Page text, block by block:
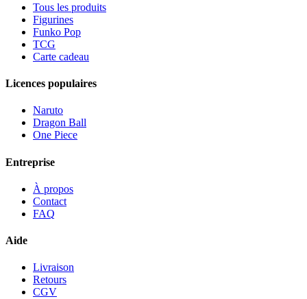
Tous les produits
Figurines
Funko Pop
TCG
Carte cadeau
Licences populaires
Naruto
Dragon Ball
One Piece
Entreprise
À propos
Contact
FAQ
Aide
Livraison
Retours
CGV